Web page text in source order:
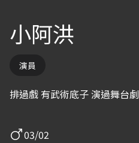
小阿洪
演員
排過戲 有武術底子 演過舞台劇
03/02